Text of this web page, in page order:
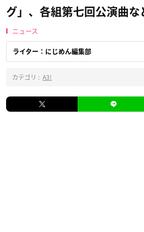
グ」、各組第七回公演曲な
ニュース
ライター：にじめん編集部
カテゴリ : A3!